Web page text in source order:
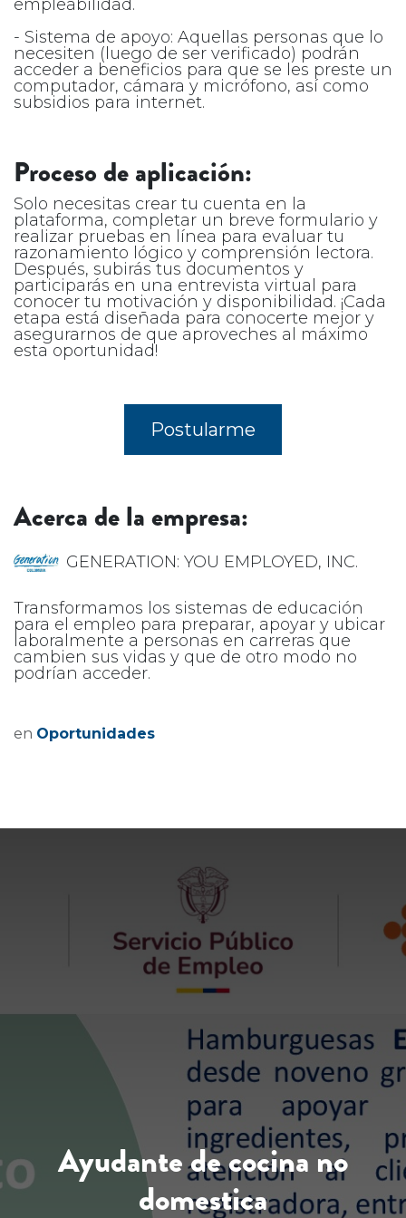
empleabilidad.
- Sistema de apoyo: Aquellas personas que lo
necesiten (luego de ser verificado) podrán
acceder a beneficios para que se les preste un
computador, cámara y micrófono, así como
subsidios para internet.
Proceso de aplicación:
Solo necesitas crear tu cuenta en la
plataforma, completar un breve formulario y
realizar pruebas en línea para evaluar tu
razonamiento lógico y comprensión lectora.
Después, subirás tus documentos y
participarás en una entrevista virtual para
conocer tu motivación y disponibilidad. ¡Cada
etapa está diseñada para conocerte mejor y
asegurarnos de que aproveches al máximo
esta oportunidad!
Postularme
Acerca de la empresa:
GENERATION: YOU EMPLOYED, INC.
Transformamos los sistemas de educación
para el empleo para preparar, apoyar y ubicar
laboralmente a personas en carreras que
cambien sus vidas y que de otro modo no
podrían acceder.
en Oportunidades
Ayudante de cocina no
domestica